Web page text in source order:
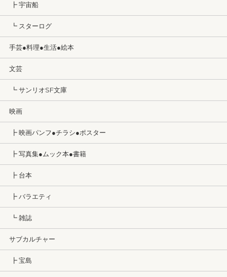
┣ 宇宙船
┗ スターログ
手芸●料理●生活●絵本
文芸
┗ サンリオSF文庫
映画
┣ 映画パンフ●チラシ●ポスター
┣ 写真集●ムック本●書籍
┣ 台本
┣ バラエティ
┗ 雑誌
サブカルチャー
┣ 宝島